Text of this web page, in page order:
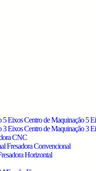
5 EixosCentro de Maquinação 5
3 EixosCentro de Maquinação 3
CNC
Fresadora Convencional
Horizontal